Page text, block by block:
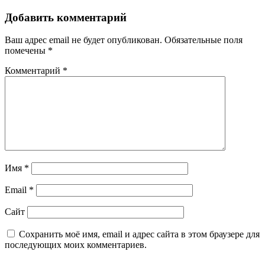
Добавить комментарий
Ваш адрес email не будет опубликован. Обязательные поля
помечены *
Комментарий *
Имя *
Email *
Сайт
Сохранить моё имя, email и адрес сайта в этом браузере для
последующих моих комментариев.